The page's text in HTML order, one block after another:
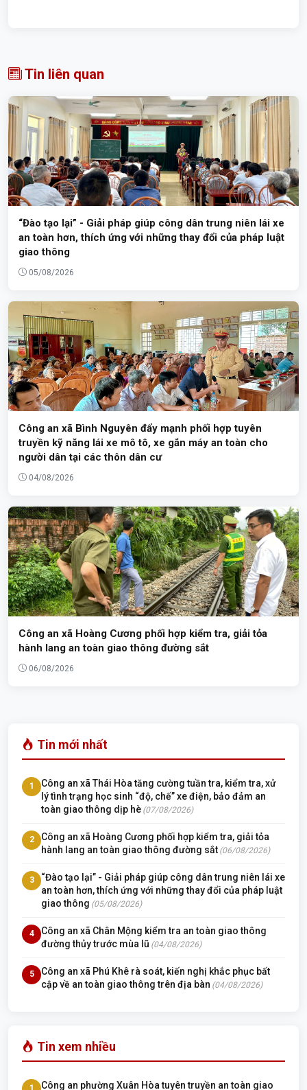
Tin liên quan
“Đào tạo lại” - Giải pháp giúp công dân trung niên lái xe
an toàn hơn, thích ứng với những thay đổi của pháp luật
giao thông
05/08/2026
Công an xã Bình Nguyên đẩy mạnh phối hợp tuyên
truyền kỹ năng lái xe mô tô, xe gắn máy an toàn cho
người dân tại các thôn dân cư
04/08/2026
Công an xã Hoàng Cương phối hợp kiểm tra, giải tỏa
hành lang an toàn giao thông đường sắt
06/08/2026
Tin mới nhất
1
Công an xã Thái Hòa tăng cường tuần tra, kiểm tra, xử
lý tình trạng học sinh “độ, chế” xe điện, bảo đảm an
toàn giao thông dịp hè (07/08/2026)
2
Công an xã Hoàng Cương phối hợp kiểm tra, giải tỏa
hành lang an toàn giao thông đường sắt (06/08/2026)
3
“Đào tạo lại” - Giải pháp giúp công dân trung niên lái xe
an toàn hơn, thích ứng với những thay đổi của pháp luật
giao thông (05/08/2026)
4
Công an xã Chân Mộng kiểm tra an toàn giao thông
đường thủy trước mùa lũ (04/08/2026)
5
Công an xã Phú Khê rà soát, kiến nghị khắc phục bất
cập về an toàn giao thông trên địa bàn (04/08/2026)
Tin xem nhiều
Công an phường Xuân Hòa tuyên truyền an toàn giao